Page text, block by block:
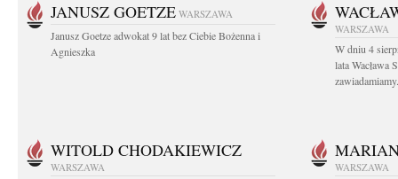
JANUSZ GOETZE WARSZAWA
Janusz Goetze adwokat 9 lat bez Ciebie Bożenna i
Agnieszka
WARSZAWA
W dniu 4
lata Wacława
WITOLD CHODAKIEWICZ
WARSZAWA WARSZAWA